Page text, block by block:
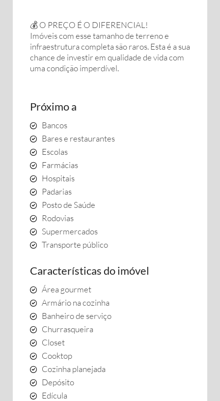
💰 O PREÇO É O DIFERENCIAL!
Imóveis com esse tamanho de terreno e
infraestrutura completa são raros. Esta é a sua
chance de investir em qualidade de vida com
uma condição imperdível.
Próximo a
Bancos
Bares e restaurantes
Escolas
Farmácias
Hospitais
Padarias
Posto de Saúde
Rodovias
Supermercados
Transporte público
Características do imóvel
Área gourmet
Armário na cozinha
Banheiro de serviço
Churrasqueira
Closet
Cooktop
Cozinha planejada
Depósito
Edícula